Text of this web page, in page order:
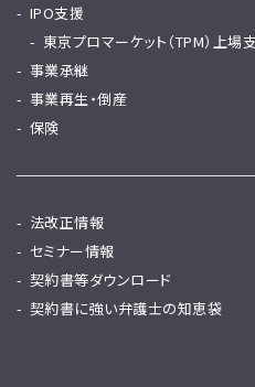
IPO支援
東京プロマーケット（TPM）上場
事業承継
事業再生・倒産
保険
法改正情報
セミナー情報
契約書等ダウンロード
契約書に強い弁護士の知恵袋